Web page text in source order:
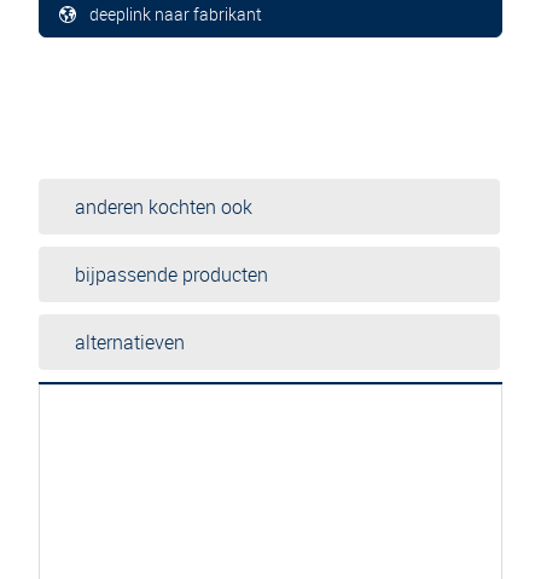
deeplink naar fabrikant
anderen kochten ook
bijpassende producten
alternatieven